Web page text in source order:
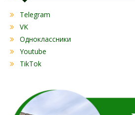
Telegram
VK
Одноклассники
Youtube
TikTok